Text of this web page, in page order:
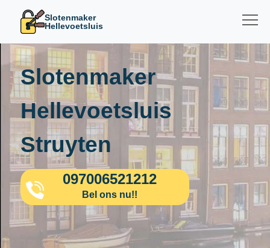
Slotenmaker
Hellevoetsluis
Slotenmaker
Hellevoetsluis
Struyten
097006521212
Bel ons nu!!